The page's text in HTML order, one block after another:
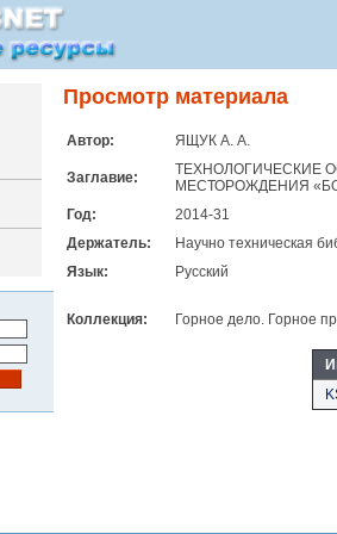
Просмотр материала
Автор: ЯЩУК А. А.
Заглавие:
ТЕХНОЛОГИЧЕСКИЕ
МЕСТОРОЖДЕНИЯ
Год:
2014-31
Держатель:
Научно техническая
Язык:
Русский
Коллекция: Горное дело. Горное